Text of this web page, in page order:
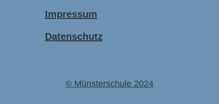
Impressum
Datenschutz
© Münsterschule 2024